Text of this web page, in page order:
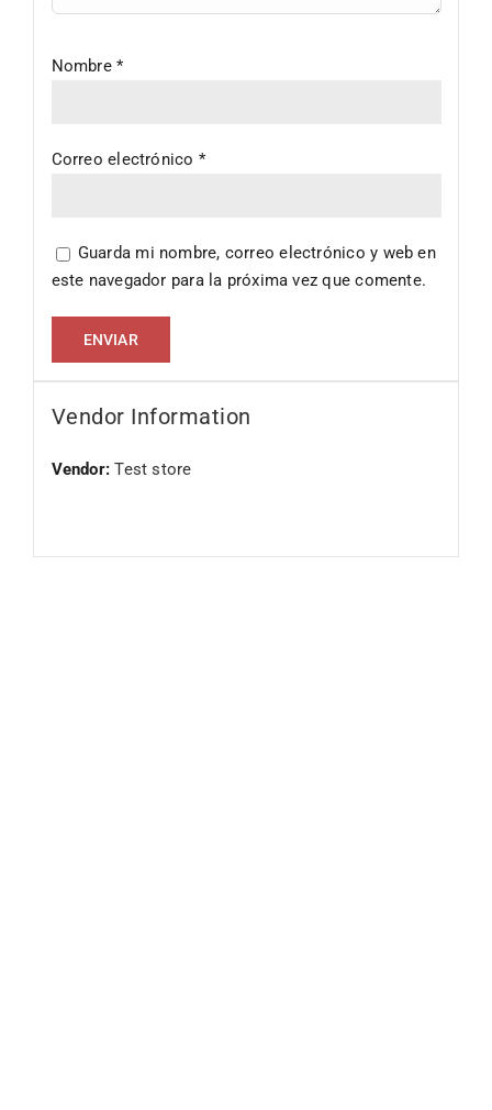
Nombre*
Correo electrónico *
Guarda mi nombre, correo electrónico y web en
este navegador para la próxima vez que comente.
Vendor Information
Vendor:Test store